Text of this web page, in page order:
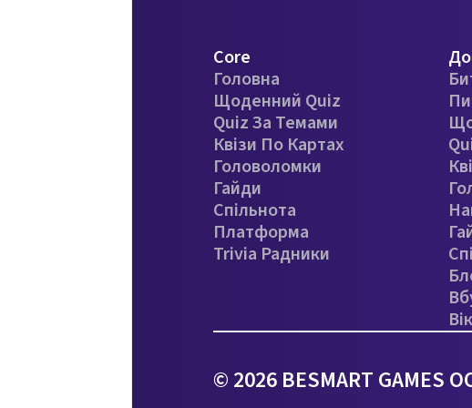
Core
Головна
Щоденний Quiz
Quiz За Темами
Квізи По Картах
Головоломки
Гайди
Спільнота
Платформа
Trivia Радники
© 2026 BESMART GAMES